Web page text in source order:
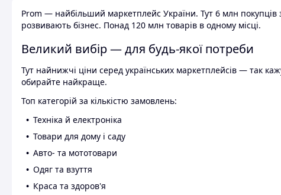
Prom — найбільший маркетплейс України. Тут 6 млн покупців
розвивають бізнес. Понад 120 млн товарів в одному місці.
Великий вибір — для будь-якої потреби
Тут найнижчі ціни серед українських маркетплейсів — так
обирайте найкраще.
Топ категорій за кількістю замовлень:
Техніка й електроніка
Товари для дому і саду
Авто- та мототовари
Одяг та взуття
Краса та здоров'я